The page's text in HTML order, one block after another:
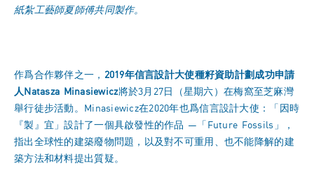
紙紮工藝師夏師傅共同製作。
作爲合作夥伴之一， 2019年信言設計大使種籽資助計劃成功申請
人Natasza Minasiewicz將於3月27日（星期六）在梅窩至芝麻灣
舉行徒步活動。Minasiewicz在2020年也爲信言設計大使：「因時
『製』宜」設計了一個具啟發性的作品 —「Future Fossils」，
指出全球性的建築廢物問題，以及對不可重用、也不能降解的建
築方法和材料提出質疑。